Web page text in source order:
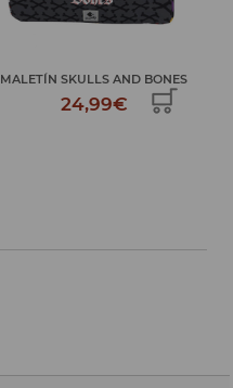
MALETÍN SKULLS AND BONES
24,99€